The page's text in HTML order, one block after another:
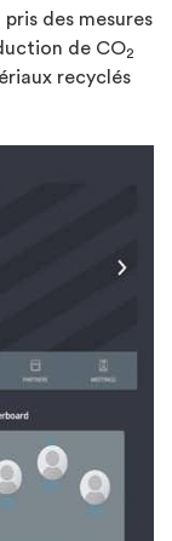
des mesures
de CO2
recyclés